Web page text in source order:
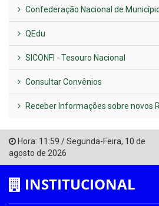
Confederação Nacional de
QEdu
SICONFI - Tesouro Nacional
Consultar Convênios
Receber Informações sobre novos
Hora: 11:59 /Segunda-Feira, 10 de
agosto de 2026
INSTITUCIONAL